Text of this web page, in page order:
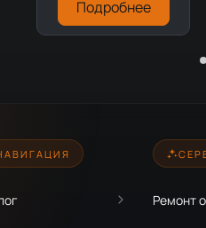
Подробнее
Ремонт